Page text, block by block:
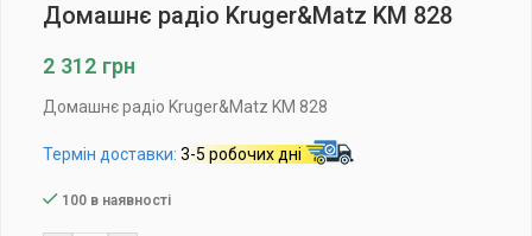
Домашнє радіо Kruger&Matz KM 828
2 312 грн
Домашнє радіо Kruger&Matz KM 828
Термін доставки: 3-5 робочих дні
100 в наявності